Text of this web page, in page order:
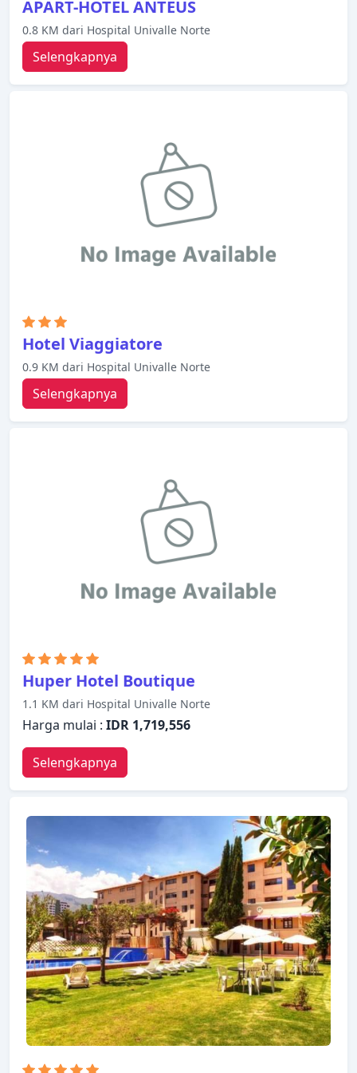
APART-HOTEL ANTEUS
0.8 KM dari Hospital Univalle Norte
Selengkapnya
Hotel Viaggiatore
0.9 KM dari Hospital Univalle Norte
Selengkapnya
Huper Hotel Boutique
1.1 KM dari Hospital Univalle Norte
Harga mulai : IDR 1,719,556
Selengkapnya